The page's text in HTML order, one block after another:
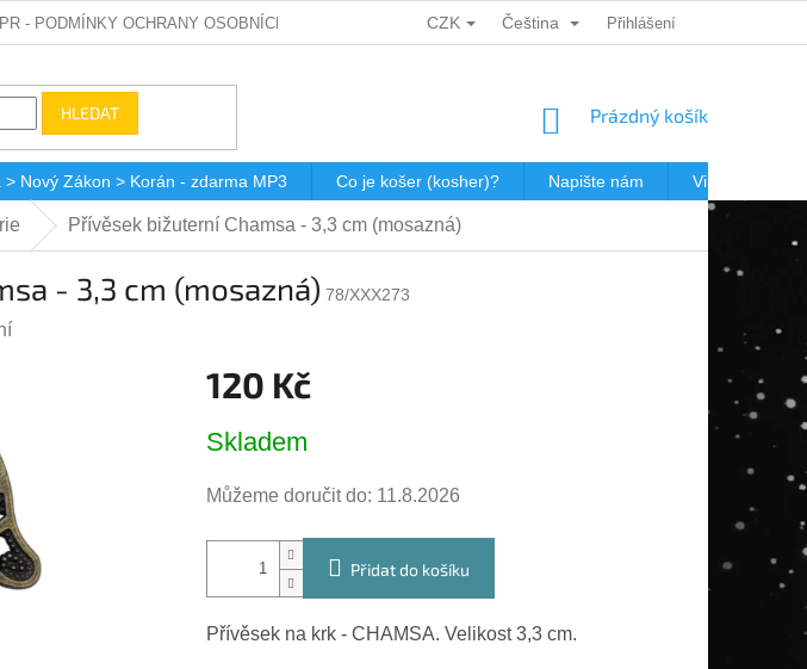
- PODMÍNKY OCHRANY OSOBNÍCH ÚDAJŮ DÁRKOVÉ KUPONY POŠTOVNÉ V JEWISHOP
CZK Čeština Přihlášení
HLEDAT
NÁKUPNÍ
Prázdný košík
> Nový Zákon > Korán - zdarma MP3 Co je košer (kosher)? Napište nám Virtualní
Přívěsek bižuterní Chamsa - 3,3 cm (mosazná)
- 3,3 cm (mosazná) 78/XXX273
120 Kč
cena:
Skladem
Můžeme doručit do: 11.8.2026
Přidat do košíku
Přívěsek na krk - CHAMSA. Velikost 3,3 cm.